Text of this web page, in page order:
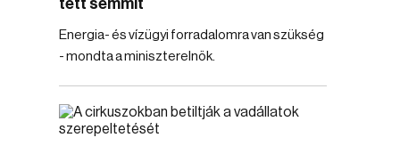
tett semmit
Energia- és vízügyi forradalomra van szükség
- mondta a miniszterelnök.